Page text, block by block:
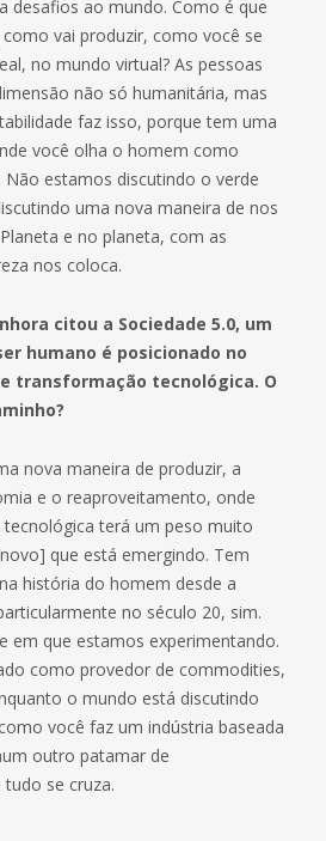
desafios ao mundo. Como é que
vai produzir, como você se
no mundo virtual? As pessoas
não só humanitária, mas
faz isso, porque tem uma
você olha o homem como
estamos discutindo o verde
uma nova maneira de nos
e no planeta, com as
nos coloca.
citou a Sociedade 5.0, um
humano é posicionado no
transformação tecnológica. O
nova maneira de produzir, a
e o reaproveitamento, onde
terá um peso muito
que está emergindo. Tem
história do homem desde a
no século 20, sim.
em que estamos experimentando.
como provedor de commodities,
o mundo está discutindo
você faz um indústria baseada
outro patamar de
se cruza.